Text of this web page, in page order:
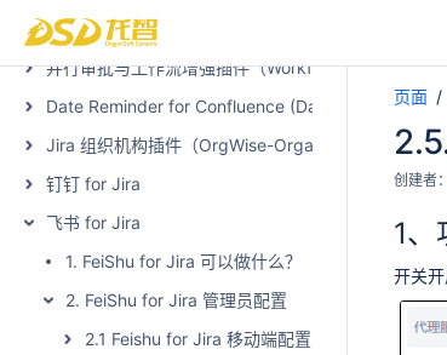
Confluence 管理员工具 - 用户自动清理与激活（
并行审批与工作流增强插件（WorkflowWise -
Date Reminder for Confluence (Data Center)
Jira 组织机构插件（OrgWise-Organization and
钉钉 for Jira
飞书 for Jira
1. FeiShu for Jira 可以做什么？
2. FeiShu for Jira 管理员配置
2.1 Feishu for Jira 移动端配置
页面
创建者：
1、
开关开